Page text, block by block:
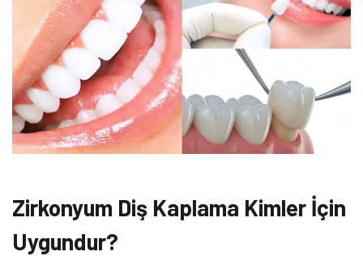
Zirkonyum Diş Kaplama Kimler İçin
Uygundur?